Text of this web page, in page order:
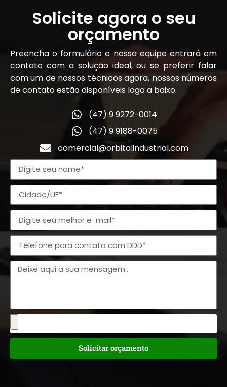
Solicite agora o seu
orçamento
Preencha o formulário e nossa equipe entrará em
contato com a solução ideal, ou se preferir falar
com um de nossos técnicos agora, nossos números
de contato estão disponíveis logo a baixo.
(47) 9 9272-0014
(47) 9 9188-0075
comercial@orbitalindustrial.com
Solicitar orçamento